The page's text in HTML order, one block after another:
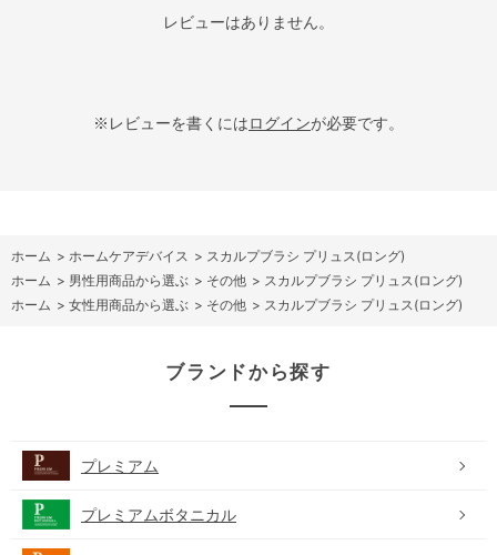
レビューはありません。
※レビューを書くにはログインが必要です。
ホーム > ホームケアデバイス > スカルプブラシ プリュス(ロング)
ホーム > 男性用商品から選ぶ > その他 > スカルプブラシ プリュス(ロング)
ホーム > 女性用商品から選ぶ > その他 > スカルプブラシ プリュス(ロング)
ブランドから探す
プレミアム
プレミアムボタニカル